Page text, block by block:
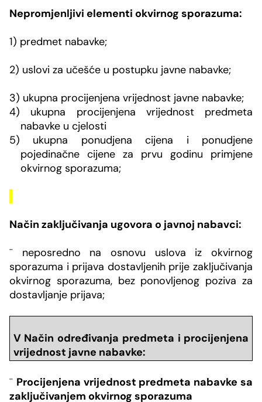
Nepromjenljivi elementi okvirnog sporazuma:
1) predmet nabavke;
2) uslovi za učešće u postupku javne nabavke;
3) ukupna procijenjena vrijednost javne nabavke;
4) ukupna procijenjena vrijednost predmeta
nabavke u cjelosti
5) ukupna ponudjena cijena i ponudjene
pojedinačne cijene za prvu godinu primjene
okvirnog sporazuma;
Način zaključivanja ugovora o javnoj nabavci:
¨ neposredno na osnovu uslova iz okvirnog
sporazuma i prijava dostavljenih prije zaključivanja
okvirnog sporazuma, bez ponovljenog poziva za
dostavljanje prijava;
V Način određivanja predmeta i procijenjena
vrijednost javne nabavke:
¨ Procijenjena vrijednost predmeta nabavke sa
zaključivanjem okvirnog sporazuma